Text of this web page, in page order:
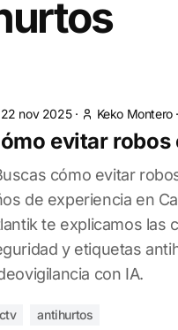
22 nov 2025· Keko Montero·
evitar robos
cómo evitar
de experiencia en
te explicamos las
y etiquetas
con IA.
antihurtos